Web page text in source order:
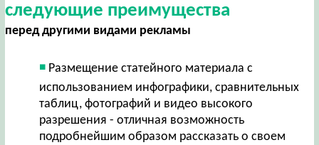
следующие преимущества
перед другими видами рекламы
Размещение статейного материала с
использованием инфографики, сравнительных
таблиц, фотографий и видео высокого
разрешения - отличная возможность
подробнейшим образом рассказать о своем